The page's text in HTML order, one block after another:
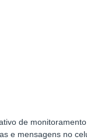
de
e mensagens no